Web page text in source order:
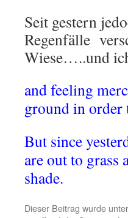
Seit gestern
Regenfälle
Wiese…..und
and feeling
ground in
But since
are out to
shade.
Dieser Beitrag wurde unter